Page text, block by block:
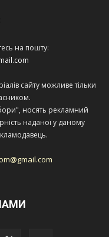
на пошту:
сайту можливе тільки
носять рекламний
наданої у даному